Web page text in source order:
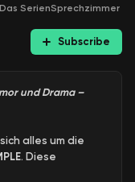
SerienSprechzimmer
Subscribe
und Drama –
alles um die
. Diese